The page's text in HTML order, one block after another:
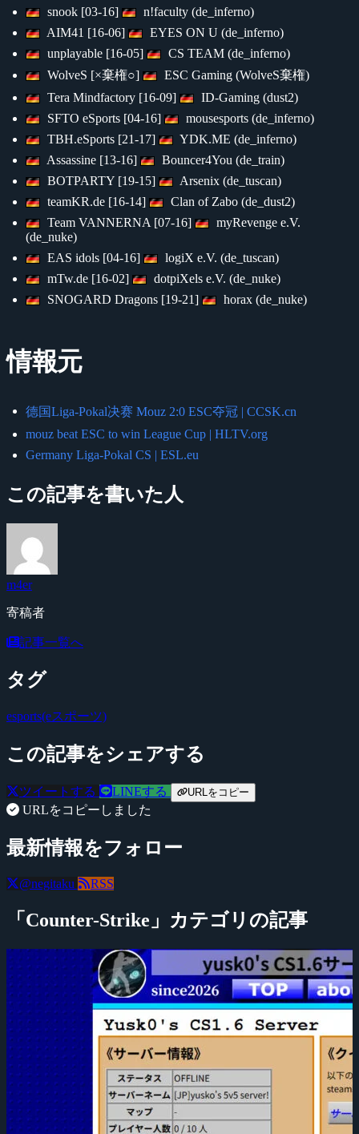
snook [03-16]
n!faculty (de_inferno)
AIM41 [16-06]
EYES ON U (de_inferno)
unplayable [16-05]
CS TEAM (de_inferno)
WolveS [×棄権○]
ESC Gaming (WolveS棄権)
Tera Mindfactory [16-09]
ID-Gaming (dust2)
SFTO eSports [04-16]
mousesports (de_inferno)
TBH.eSports [21-17]
YDK.ME (de_inferno)
Assassine [13-16]
Bouncer4You (de_train)
BOTPARTY [19-15]
Arsenix (de_tuscan)
teamKR.de [16-14]
Clan of Zabo (de_dust2)
Team VANNERNA [07-16]
myRevenge e.V.
(de_nuke)
EAS idols [04-16]
logiX e.V. (de_tuscan)
mTw.de [16-02]
dotpiXels e.V. (de_nuke)
SNOGARD Dragons [19-21]
horax (de_nuke)
情報元
德国Liga-Pokal决赛 Mouz 2:0 ESC夺冠 | CCSK.cn
mouz beat ESC to win League Cup | HLTV.org
Germany Liga-Pokal CS | ESL.eu
この記事を書いた人
m4er
寄稿者
記事一覧へ
タグ
esports(eスポーツ)
この記事をシェアする
ツイートする LINEする URLをコピー
URLをコピーしました
最新情報をフォロー
@negitaku RSS
「Counter-Strike」カテゴリの記事